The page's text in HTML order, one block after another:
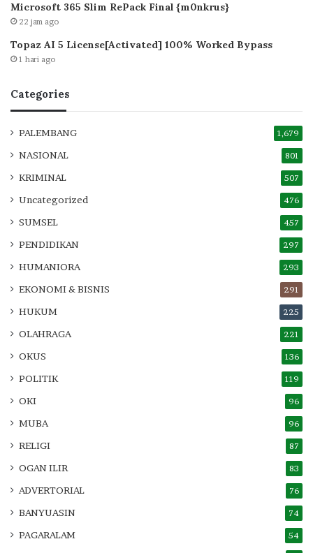
Microsoft 365 Slim RePack Final {m0nkrus}
22 jam ago
Topaz AI 5 License[Activated] 100% Worked Bypass
1 hari ago
Categories
PALEMBANG 1,679
NASIONAL 801
KRIMINAL 507
Uncategorized 476
SUMSEL 457
PENDIDIKAN 297
HUMANIORA 293
EKONOMI & BISNIS 291
HUKUM 225
OLAHRAGA 221
OKUS 136
POLITIK 119
OKI 96
MUBA 96
RELIGI 87
OGAN ILIR 83
ADVERTORIAL 76
BANYUASIN 74
PAGARALAM 54